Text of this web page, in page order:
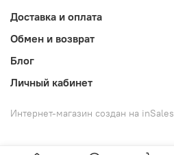
Доставка и оплата
Обмен и возврат
Блог
Личный кабинет
Интернет-магазин создан на inSales